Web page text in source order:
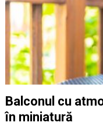
Balconul cu
în miniatură